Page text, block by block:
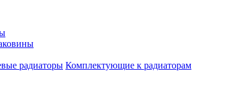
радиаторы Комплектующие к радиаторам